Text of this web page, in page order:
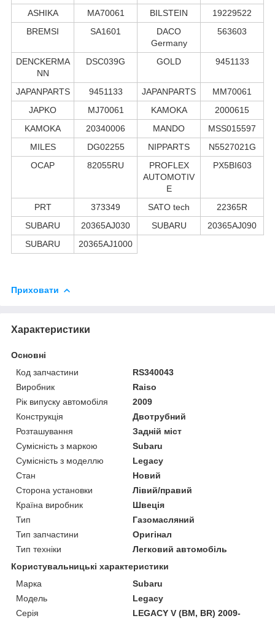
ASHIKA
MA70061 BILSTEIN
19229522
BREMSI
SA1601
DACO
Germany
563603
DENCKERMA
NN
DSC039G GOLD 9451133
JAPANPARTS 9451133 JAPANPARTS
MM70061
JAPKO
MJ70061 KAMOKA
2000615
KAMOKA
20340006 MANDO
MSS015597
MILES
DG02255 NIPPARTS
N5527021G
OCAP
82055RU
PROFLEX
AUTOMOTIV
E
PX5BI603
PRT 373349 SATO tech
22365R
SUBARU
20365AJ030 SUBARU
20365AJ090
SUBARU
20365AJ1000
Приховати
Характеристики
Основні
Код запчастини
RS340043
Виробник
Raiso
Рік випуску автомобіля
2009
Конструкція
Двотрубний
Розташування
Задній міст
Сумісність з маркою
Subaru
Сумісність з моделлю
Legacy
Стан
Новий
Сторона установки
Лівий/правий
Країна виробник
Швеція
Тип
Газомасляний
Тип запчастини
Оригінал
Тип техніки
Легковий автомобіль
Користувальницькі характеристики
Марка
Subaru
Мoдель
Legacy
Серія
LEGACY V (BM, BR) 2009-